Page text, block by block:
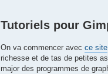
Tutoriels pour
On va commencer avec ce site
richesse et de tas de petites
major des programmes de